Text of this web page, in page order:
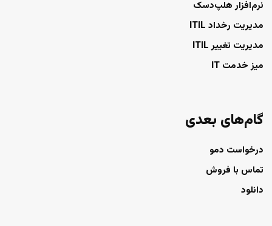
نرم‌افزار هلپ‌دسک
مدیریت رخداد ITIL
مدیریت تغییر ITIL
میز خدمت IT
گام‌های بعدی
درخواست دمو
تماس با فروش
دانلود